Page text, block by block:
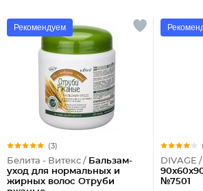
Рекомендуем
(3)
Белита - Витекс / Бальзам-
уход для нормальных и
жирных волос Отруби
DIVAGE /
№7501